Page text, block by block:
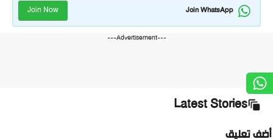
Join WhatsApp
Join Now
---Advertisement---
Latest Stories
تعليق